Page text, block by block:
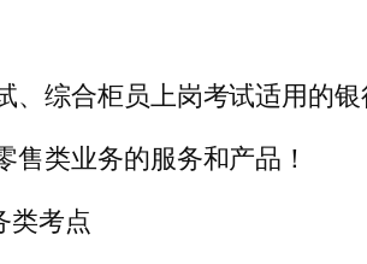
、综合柜员上岗考试适用的
售类业务的服务和产品！
类考点